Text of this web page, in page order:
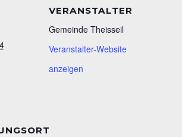
VERANSTALTER
Gemeinde Theisseil
Veranstalter-Website
anzeigen